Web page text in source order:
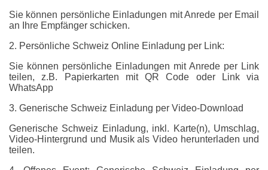
Sie können persönliche Einladungen mit Anrede per Email
an Ihre Empfänger schicken.
2. Persönliche Schweiz Online Einladung per Link:
Sie können persönliche Einladungen mit Anrede per Link
teilen, z.B. Papierkarten mit QR Code oder Link via
WhatsApp
3. Generische Schweiz Einladung per Video-Download
Generische Schweiz Einladung, inkl. Karte(n), Umschlag,
Video-Hintergrund und Musik als Video herunterladen und
teilen.